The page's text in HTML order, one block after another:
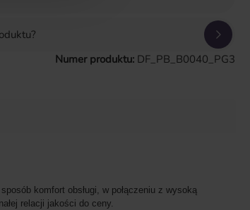
Numer produktu: DF_PB_B0040_PG3
komfort obsługi, w połączeniu z wysoką
relacji jakości do ceny.